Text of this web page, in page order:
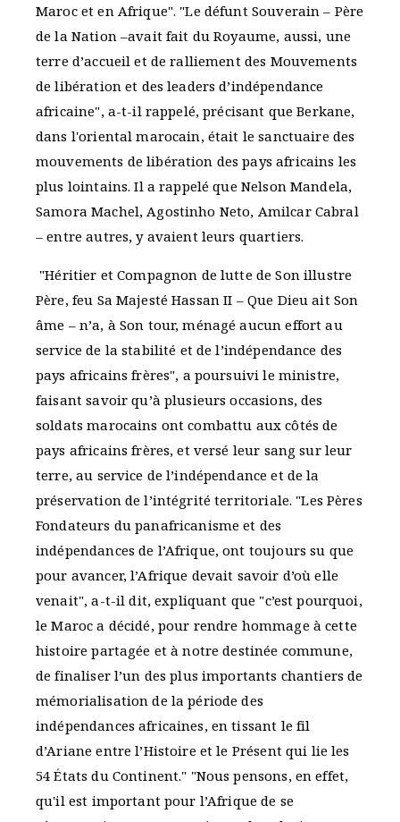
Maroc et en Afrique". "Le défunt Souverain – Père
de la Nation –avait fait du Royaume, aussi, une
terre d’accueil et de ralliement des Mouvements
de libération et des leaders d’indépendance
africaine", a-t-il rappelé, précisant que Berkane,
dans l'oriental marocain, était le sanctuaire des
mouvements de libération des pays africains les
plus lointains. Il a rappelé que Nelson Mandela,
Samora Machel, Agostinho Neto, Amilcar Cabral
– entre autres, y avaient leurs quartiers.
"Héritier et Compagnon de lutte de Son illustre
Père, feu Sa Majesté Hassan II – Que Dieu ait Son
âme – n’a, à Son tour, ménagé aucun effort au
service de la stabilité et de l’indépendance des
pays africains frères", a poursuivi le ministre,
faisant savoir qu’à plusieurs occasions, des
soldats marocains ont combattu aux côtés de
pays africains frères, et versé leur sang sur leur
terre, au service de l’indépendance et de la
préservation de l’intégrité territoriale. "Les Pères
Fondateurs du panafricanisme et des
indépendances de l’Afrique, ont toujours su que
pour avancer, l’Afrique devait savoir d’où elle
venait", a-t-il dit, expliquant que "c’est pourquoi,
le Maroc a décidé, pour rendre hommage à cette
histoire partagée et à notre destinée commune,
de finaliser l’un des plus importants chantiers de
mémorialisation de la période des
indépendances africaines, en tissant le fil
d’Ariane entre l’Histoire et le Présent qui lie les
54 États du Continent." "Nous pensons, en effet,
qu'il est important pour l’Afrique de se